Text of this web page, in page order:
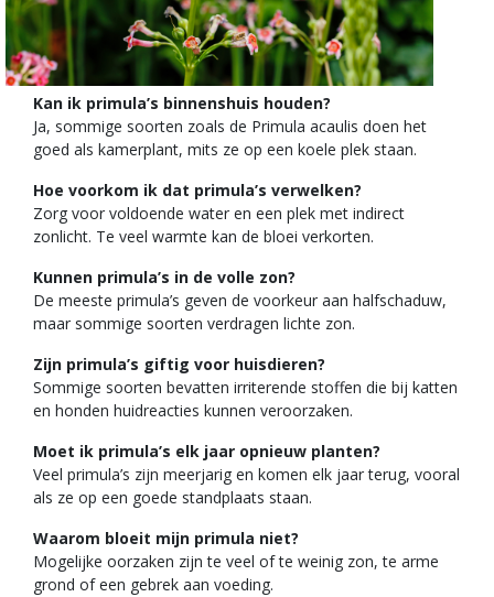
Kan ik primula’s binnenshuis houden?
Ja, sommige soorten zoals de Primula acaulis doen het
goed als kamerplant, mits ze op een koele plek staan.
Hoe voorkom ik dat primula’s verwelken?
Zorg voor voldoende water en een plek met indirect
zonlicht. Te veel warmte kan de bloei verkorten.
Kunnen primula’s in de volle zon?
De meeste primula’s geven de voorkeur aan halfschaduw,
maar sommige soorten verdragen lichte zon.
Zijn primula’s giftig voor huisdieren?
Sommige soorten bevatten irriterende stoffen die bij katten
en honden huidreacties kunnen veroorzaken.
Moet ik primula’s elk jaar opnieuw planten?
Veel primula’s zijn meerjarig en komen elk jaar terug, vooral
als ze op een goede standplaats staan.
Waarom bloeit mijn primula niet?
Mogelijke oorzaken zijn te veel of te weinig zon, te arme
grond of een gebrek aan voeding.